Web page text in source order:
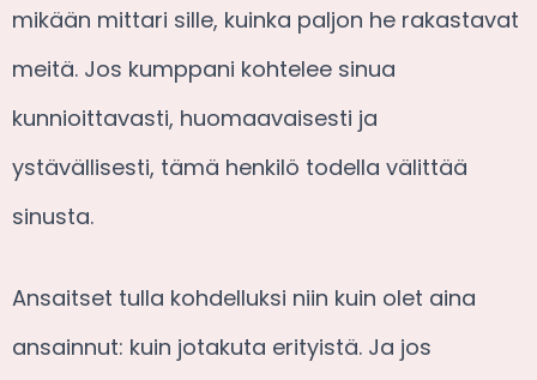
mikään mittari sille, kuinka paljon he rakastavat
meitä. Jos kumppani kohtelee sinua
kunnioittavasti, huomaavaisesti ja
ystävällisesti, tämä henkilö todella välittää
sinusta.
Ansaitset tulla kohdelluksi niin kuin olet aina
ansainnut: kuin jotakuta erityistä. Ja jos